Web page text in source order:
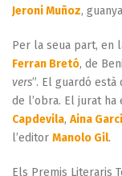
Jeroni Muñoz,
Per la seua part, en
Ferran Bretó, de
vers”. El guardó està
de l’obra. El jurat
Capdevila, Aina
l’editor Manolo Gil.
Els Premis Literaris